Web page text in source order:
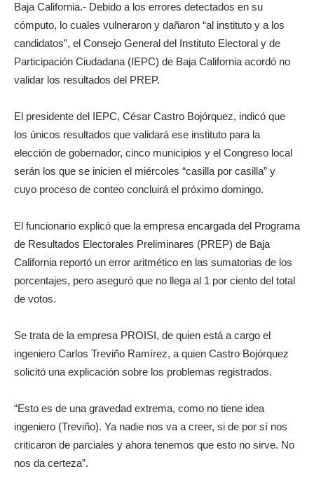
Baja California.- Debido a los errores detectados en su
cómputo, lo cuales vulneraron y dañaron “al instituto y a los
candidatos”, el Consejo General del Instituto Electoral y de
Participación Ciudadana (IEPC) de Baja California acordó no
validar los resultados del PREP.
El presidente del IEPC, César Castro Bojórquez, indicó que
los únicos resultados que validará ese instituto para la
elección de gobernador, cinco municipios y el Congreso local
serán los que se inicien el miércoles “casilla por casilla” y
cuyo proceso de conteo concluirá el próximo domingo.
El funcionario explicó que la empresa encargada del Programa
de Resultados Electorales Preliminares (PREP) de Baja
California reportó un error aritmético en las sumatorias de los
porcentajes, pero aseguró que no llega al 1 por ciento del total
de votos.
Se trata de la empresa PROISI, de quien está a cargo el
ingeniero Carlos Treviño Ramírez, a quien Castro Bojórquez
solicitó una explicación sobre los problemas registrados.
“Esto es de una gravedad extrema, como no tiene idea
ingeniero (Treviño). Ya nadie nos va a creer, si de por sí nos
criticaron de parciales y ahora tenemos que esto no sirve. No
nos da certeza”.